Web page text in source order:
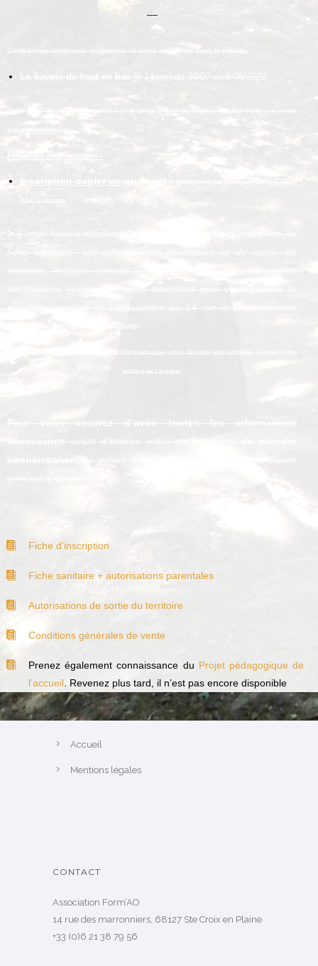
—
Cette année nous vous proposons de partir en Savoie avec le séjour :
La Savoie de haut en bas (6-14ans) du 30/07 au 6/08/2022
(pour plus de renseignements sur le programme du séjour, rendez vous sur notre
actualités
Pour les inscriptions :
Inscription papier uniquement :
fiche sanitaire,
déposer au siège de l’association au
14 rue des marronniers
68127 Sainte Croix en Plaine.
Vous recevrez ensuite un mail confirmant que votre dossier est complet et que votre
enfant est inscrit.
Pour vous assurez d’avoir toutes les informations
avant d’inscrire votre enfant, merci
Fiche d’inscription
Fiche sanitaire + autorisations parentales
Autorisations de sortie du territoire
Conditions générales de vente
Prenez également connaissance du Projet pédagogique de
l’accueil . Revenez plus tard, il n’est pas encore disponible
Accueil
Mentions légales
CONTACT
Association Form’AO
14 rue des marronniers, 68127 Ste Croix en Plaine
+33 (0)6 21 38 79 56